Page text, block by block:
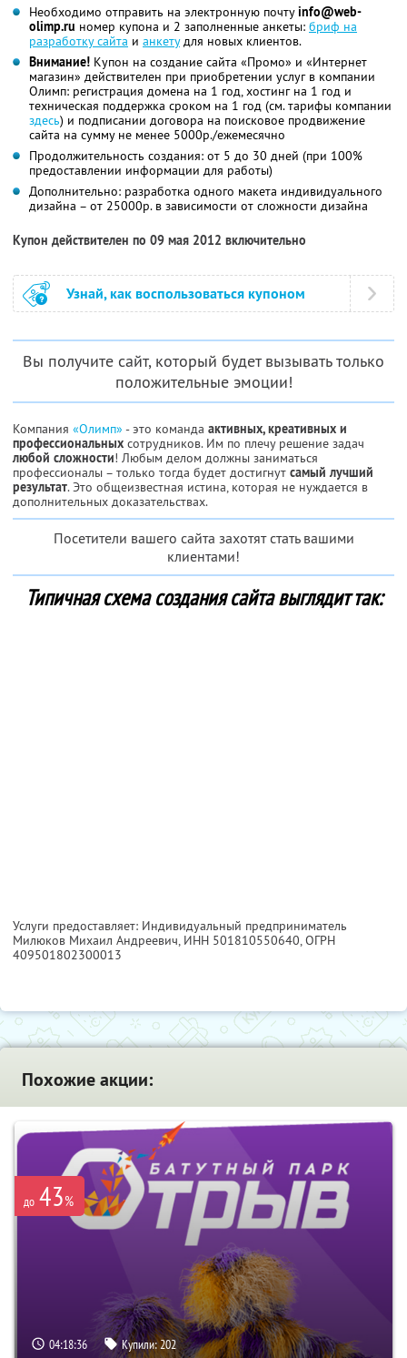
Необходимо отправить на электронную почтуinfo@web-
olimp.ru номер купона и 2 заполненные анкеты: бриф на
разработку сайта и анкетудля новых клиентов.
Внимание! Купон на создание сайта «Промо» и «Интернет
магазин» действителен при приобретении услуг в компании
Олимп: регистрация домена на 1 год, хостинг на 1 год и
техническая поддержка сроком на 1 год (см. тарифы компании
здесь) и подписании договора на поисковое продвижение
сайта на сумму не менее 5000р./ежемесячно
Продолжительность создания: от 5 до 30 дней (при 100%
предоставлении информации для работы)
Дополнительно: разработка одного макета индивидуального
дизайна – от 25000р. в зависимости от сложности дизайна
Купон действителен по 09 мая 2012 включительно
Узнай, как воспользоваться купоном
Вы получите сайт, который будет вызывать только
положительные эмоции!
Компания «Олимп» - это команда активных, креативных и
профессиональных сотрудников. Им по плечу решение задач
любой сложности! Любым делом должны заниматься
профессионалы – только тогда будет достигнут самый лучший
результат. Это общеизвестная истина, которая не нуждается в
дополнительных доказательствах.
Посетители вашего сайта захотят стать вашими
клиентами!
Типичная схема создания сайта выглядит так:
Услуги предоставляет: Индивидуальный предприниматель
Милюков Михаил Андреевич, ИНН 501810550640, ОГРН
409501802300013
Похожие акции:
до 43%
04:18:35 Купили:202